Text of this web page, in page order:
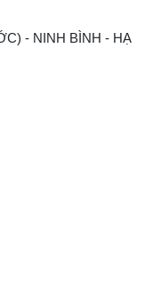
- NINH BÌNH - HẠ